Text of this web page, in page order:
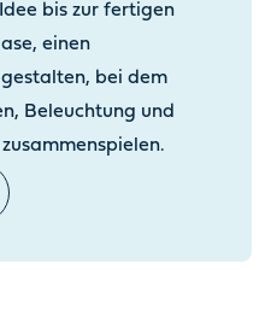
bis zur fertigen
einen
gestalten, bei dem
Beleuchtung und